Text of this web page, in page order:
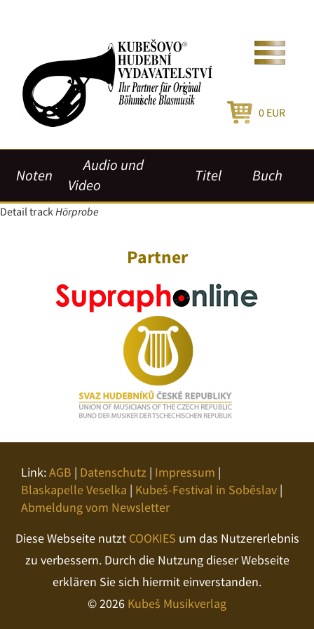
0 EUR
Noten
Audio und
Video
Titel Buch
Detail trackHörprobe
Partner
Link:AGB | Datenschutz | Impressum |
Blaskapelle Veselka | Kubeš-Festival in Soběslav |
Abmeldung vom Newsletter
Diese Webseite nutzt COOKIES um das Nutzererlebnis
zu verbessern. Durch die Nutzung dieser Webseite
erklären Sie sich hiermit einverstanden.
© 2026 Kubeš Musikverlag